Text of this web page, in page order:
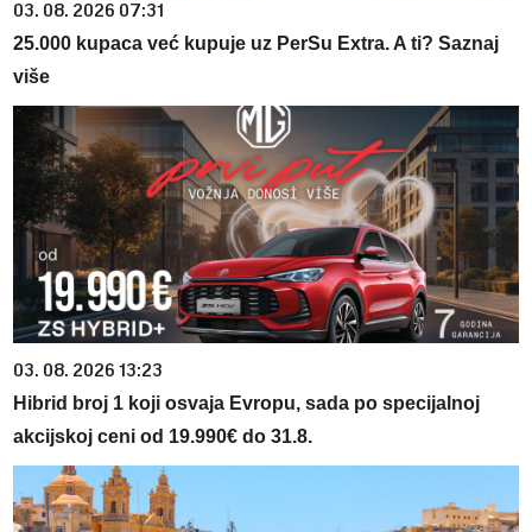
03. 08. 2026 07:31
25.000 kupaca već kupuje uz PerSu Extra. A ti? Saznaj
više
03. 08. 2026 13:23
Hibrid broj 1 koji osvaja Evropu, sada po specijalnoj
akcijskoj ceni od 19.990€ do 31.8.